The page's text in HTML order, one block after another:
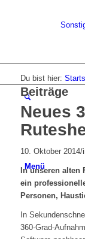
Menü
Du bist hier:
Beiträge
Neues
10. Oktober 2014/
In unseren
ein
Personen,
In
360-Grad-